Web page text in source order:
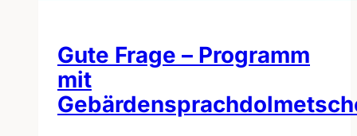
Gute Frage – Programm
mit